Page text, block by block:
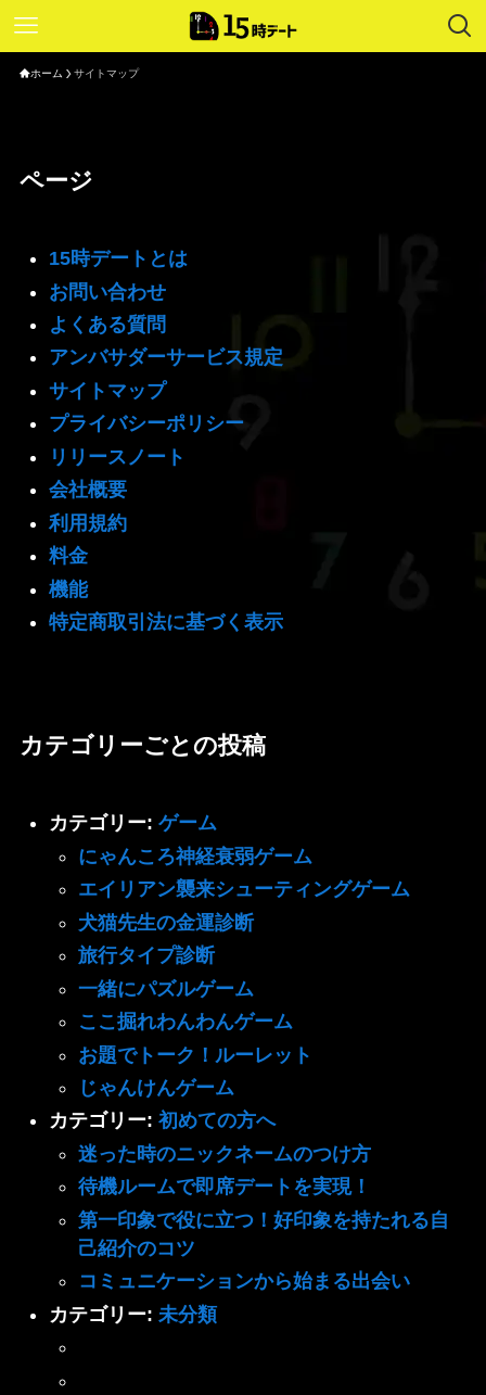
ホーム サイトマップ
ページ
15時デートとは
お問い合わせ
よくある質問
アンバサダーサービス規定
サイトマップ
プライバシーポリシー
リリースノート
会社概要
利用規約
料金
機能
特定商取引法に基づく表示
カテゴリーごとの投稿
カテゴリー: ゲーム
にゃんころ神経衰弱ゲーム
エイリアン襲来シューティングゲーム
犬猫先生の金運診断
旅行タイプ診断
一緒にパズルゲーム
ここ掘れわんわんゲーム
お題でトーク！ルーレット
じゃんけんゲーム
カテゴリー: 初めての方へ
迷った時のニックネームのつけ方
待機ルームで即席デートを実現！
第一印象で役に立つ！好印象を持たれる自
己紹介のコツ
コミュニケーションから始まる出会い
カテゴリー: 未分類